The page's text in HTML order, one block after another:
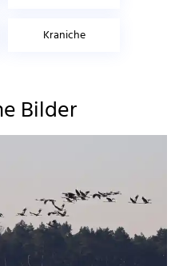
Kraniche
Bilder